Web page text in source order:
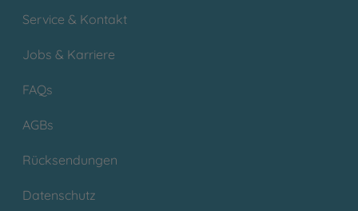
Service & Kontakt
Jobs & Karriere
FAQs
AGBs
Rücksendungen
Datenschutz